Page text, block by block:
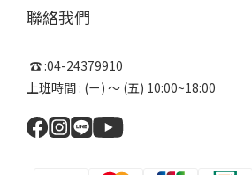
聯絡我們
☎ :04-24379910
上班時間 : (ㄧ) ～ (五) 10:00~18:00